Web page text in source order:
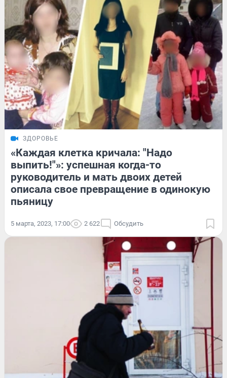
ЗДОРОВЬЕ
«Каждая клетка кричала: "Надо
выпить!"»: успешная когда-то
руководитель и мать двоих детей
описала свое превращение в одинокую
пьяницу
5 марта, 2023, 17:00 2 622 Обсудить